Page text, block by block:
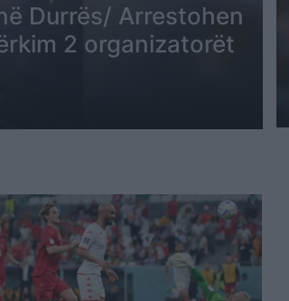
Durrës/ Arrestohen
2 organizatorët